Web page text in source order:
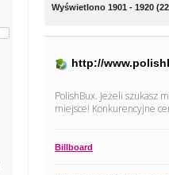
Wyświetlono 1901 - 1920
http://
PolishBux. Jeżeli szukasz
miejsce! Konkurencyjne
Billboard